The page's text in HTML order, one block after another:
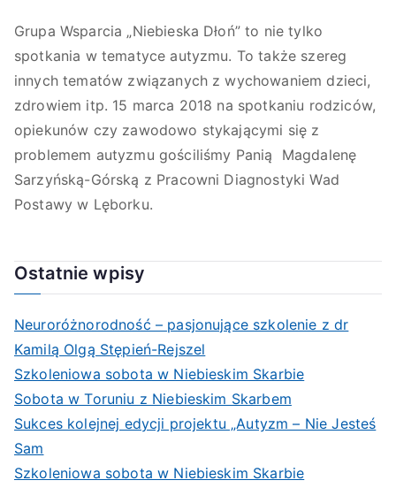
autyzmu
Grupa Wsparcia „Niebieska Dłoń” to nie tylko
spotkania w tematyce autyzmu. To także szereg
innych tematów związanych z wychowaniem dzieci,
zdrowiem itp. 15 marca 2018 na spotkaniu rodziców,
opiekunów czy zawodowo stykającymi się z
problemem autyzmu gościliśmy Panią Magdalenę
Sarzyńską-Górską z Pracowni Diagnostyki Wad
Postawy w Lęborku.
Ostatnie wpisy
Neuroróżnorodność – pasjonujące szkolenie z dr
Kamilą Olgą Stępień-Rejszel
Szkoleniowa sobota w Niebieskim Skarbie
Sobota w Toruniu z Niebieskim Skarbem
Sukces kolejnej edycji projektu „Autyzm – Nie Jesteś
Sam
Szkoleniowa sobota w Niebieskim Skarbie